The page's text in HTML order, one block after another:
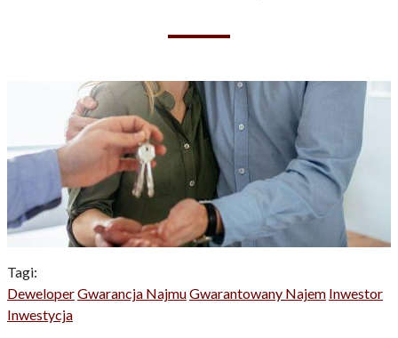
Tagi:
DeweloperGwarancja NajmuGwarantowany Najem Inwestor
Inwestycja